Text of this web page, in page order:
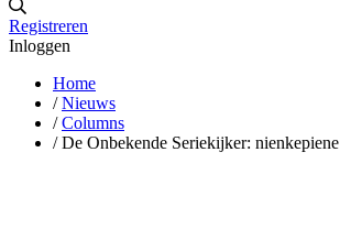
Registreren
Inloggen
Home
/ Nieuws
/ Columns
/ De Onbekende Seriekijker: nienkepiene